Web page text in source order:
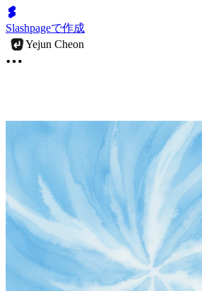
Slashpageで作成
Yejun Cheon